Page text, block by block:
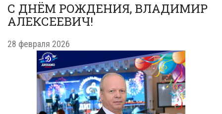
С ДНЁМ РОЖДЕНИЯ, ВЛАДИМИР
АЛЕКСЕЕВИЧ!
28 февраля 2026